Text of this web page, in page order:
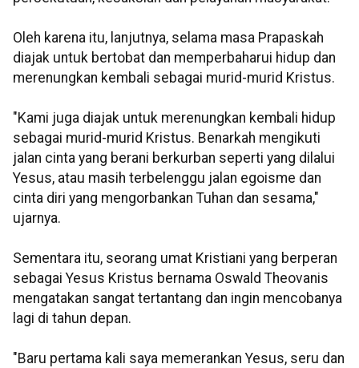
Oleh karena itu, lanjutnya, selama masa Prapaskah
diajak untuk bertobat dan memperbaharui hidup dan
merenungkan kembali sebagai murid-murid Kristus.
"Kami juga diajak untuk merenungkan kembali hidup
sebagai murid-murid Kristus. Benarkah mengikuti
jalan cinta yang berani berkurban seperti yang dilalui
Yesus, atau masih terbelenggu jalan egoisme dan
cinta diri yang mengorbankan Tuhan dan sesama,"
ujarnya.
Sementara itu, seorang umat Kristiani yang berperan
sebagai Yesus Kristus bernama Oswald Theovanis
mengatakan sangat tertantang dan ingin mencobanya
lagi di tahun depan.
"Baru pertama kali saya memerankan Yesus, seru dan